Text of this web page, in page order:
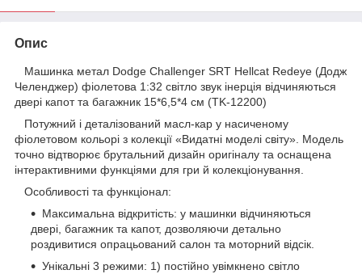
Опис
Машинка метал Dodge Challenger SRT Hellcat Redeye (Додж
Челенджер) фіолетова 1:32 світло звук інерція відчиняються
двері капот та багажник 15*6,5*4 см (TK-12200)
Потужний і деталізований масл-кар у насиченому
фіолетовом кольорі з колекції «Видатні моделі світу». Модель
точно відтворює брутальний дизайн оригіналу та оснащена
інтерактивними функціями для гри й колекціонування.
Особливості та функціонал:
Максимальна відкритість: у машинки відчиняються
двері, багажник та капот, дозволяючи детально
роздивитися опрацьований салон та моторний відсік.
Унікальні 3 режими: 1) постійно увімкнено світло